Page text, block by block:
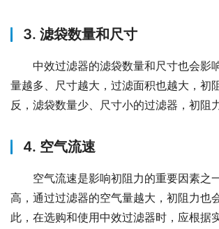
3. 滤袋数量和尺寸
中效过滤器的滤袋数量和尺寸也会影
量越多、尺寸越大，过滤面积也越大，初
反，滤袋数量少、尺寸小的过滤器，初阻
4. 空气流速
空气流速是影响初阻力的重要因素之
高，通过过滤器的空气量越大，初阻力也
此，在选购和使用中效过滤器时，应根据